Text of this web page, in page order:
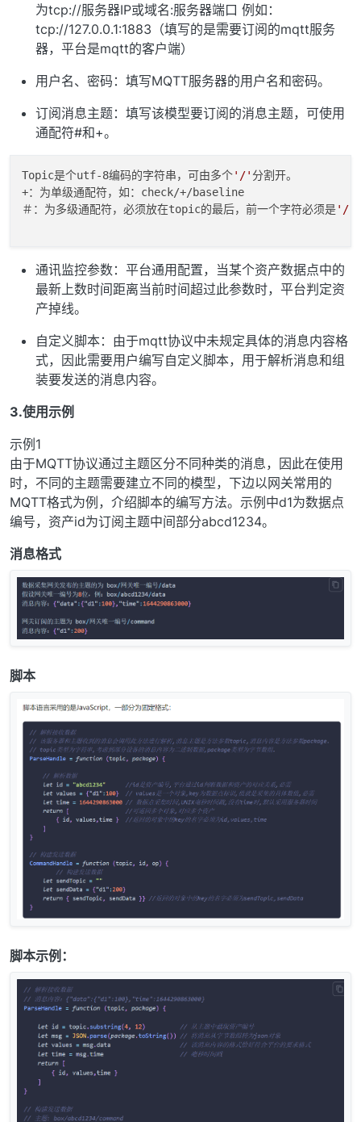
为tcp://服务器IP或域名:服务器端口 例如：
tcp://127.0.0.1:1883（填写的是需要订阅的mqtt服务
器，平台是mqtt的客户端）
用户名、密码：填写MQTT服务器的用户名和密码。
订阅消息主题：填写该模型要订阅的消息主题，可使用
通配符#和+。
Topic是个utf-8编码的字符串，可由多个'/'分割开。
+：为单级通配符，如：check/+/baseline
＃：为多级通配符，必须放在topic的最后，前一个字符必须是'/'
通讯监控参数：平台通用配置，当某个资产数据点中的
最新上数时间距离当前时间超过此参数时，平台判定资
产掉线。
自定义脚本：由于mqtt协议中未规定具体的消息内容格
式，因此需要用户编写自定义脚本，用于解析消息和组
装要发送的消息内容。
3.使用示例
示例1
由于MQTT协议通过主题区分不同种类的消息，因此在使用
时，不同的主题需要建立不同的模型，下边以网关常用的
MQTT格式为例，介绍脚本的编写方法。示例中d1为数据点
编号，资产id为订阅主题中间部分abcd1234。
消息格式
脚本
脚本示例：